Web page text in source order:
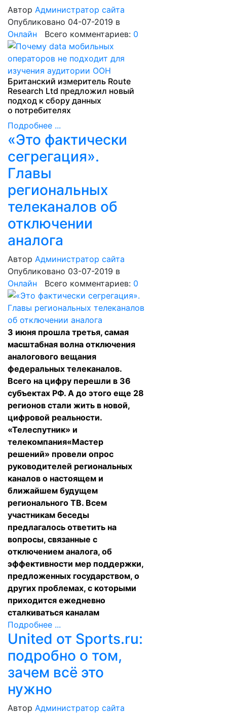
Автор Администратор сайта
Опубликовано 04-07-2019 в
Онлайн Всего комментариев: 0
Британский измеритель Route
Research Ltd предложил новый
подход к сбору данных
о потребителях
Подробнее ...
«Это фактически
сегрегация».
Главы
региональных
телеканалов об
отключении
аналога
Автор Администратор сайта
Опубликовано 03-07-2019 в
Онлайн Всего комментариев: 0
3 июня прошла третья, самая
масштабная волна отключения
аналогового вещания
федеральных телеканалов.
Всего на цифру перешли в 36
субъектах РФ. А до этого еще 28
регионов стали жить в новой,
цифровой реальности.
«Телеспутник» и
телекомпания«Мастер
решений» провели опрос
руководителей региональных
каналов о настоящем и
ближайшем будущем
регионального ТВ. Всем
участникам беседы
предлагалось ответить на
вопросы, связанные с
отключением аналога, об
эффективности мер поддержки,
предложенных государством, о
других проблемах, с которыми
приходится ежедневно
сталкиваться каналам
Подробнее ...
United от Sports.ru:
подробно о том,
зачем всё это
нужно
Автор Администратор сайта